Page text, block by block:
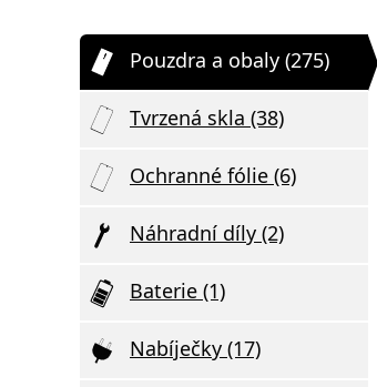
Pouzdra a obaly (275)
Tvrzená skla (38)
Ochranné fólie (6)
Náhradní díly (2)
Baterie (1)
Nabíječky (17)
Samsung EP-P2400BBE 15W
Podložka pro Bezdrátové
Nabíjení Black